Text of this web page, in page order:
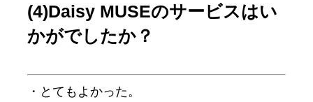
(4)Daisy MUSEのサービスはい
かがでしたか？
・とてもよかった。